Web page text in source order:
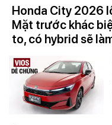
Honda City 2026
Mặt trước khác
to, có hybrid sẽ